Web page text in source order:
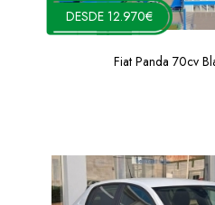
DESDE 12.970€
Fiat Panda 70cv